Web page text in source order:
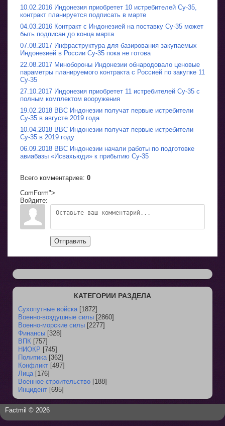
10.02.2016 Индонезия приобретет 10 истребителей Су-35,
контракт планируется подписать в марте
04.03.2016 Контракт с Индонезией на поставку Су-35 может
быть подписан до конца марта
07.08.2017 Инфраструктура для базирования закупаемых
Индонезией в России Су-35 пока не готова
22.08.2017 Минобороны Индонезии обнародовало ценовые
параметры планируемого контракта с Россией по закупке 11
Су-35
27.10.2017 Индонезия приобретет 11 истребителей Су-35 с
полным комплектом вооружения
19.02.2018 ВВС Индонезии получат первые истребители
Су-35 в августе 2019 года
10.04.2018 ВВС Индонезии получат первые истребители
Су-35 в 2019 году
06.09.2018 ВВС Индонезии начали работы по подготовке
авиабазы «Исвахьюди» к прибытию Су-35
Всего комментариев: 0
ComForm">
Войдите:
Отправить
КАТЕГОРИИ РАЗДЕЛА
Сухопутные войска [1872]
Военно-воздушные силы [2860]
Военно-морские силы [2277]
Финансы [328]
ВПК [757]
НИОКР [745]
Политика [362]
Конфликт [497]
Лица [176]
Военное строительство [188]
Инцидент [695]
Factmil © 2026